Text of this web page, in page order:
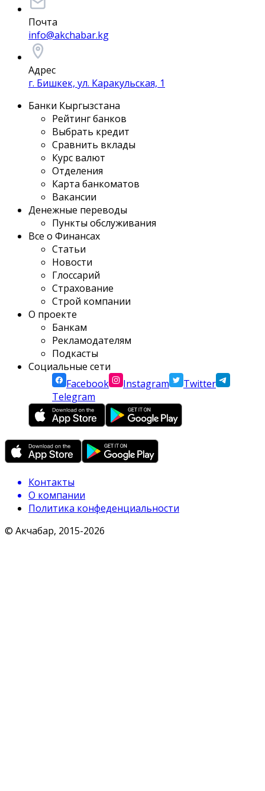
Почта
info@akchabar.kg
Адрес
г. Бишкек, ул. Каракульская, 1
Банки Кыргызстана
Рейтинг банков
Выбрать кредит
Сравнить вклады
Курс валют
Отделения
Карта банкоматов
Вакансии
Денежные переводы
Пункты обслуживания
Все о Финансах
Статьи
Новости
Глоссарий
Страхование
Строй компании
О проекте
Банкам
Рекламодателям
Подкасты
Социальные сети
Facebook
Instagram
Twitter
Telegram
Контакты
О компании
Политика конфеденциальности
© Акчабар, 2015-2026